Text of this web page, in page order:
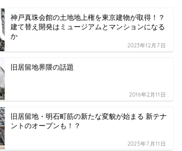
神戸真珠会館の土地地上権を東京建物が取得！？
建て替え開発はミュージアムとマンションになる
か
2023年12月7日
旧居留地界隈の話題
2016年2月11日
旧居留地・明石町筋の新たな変貌が始まる 新テナ
ントのオープンも！？
2025年7月11日